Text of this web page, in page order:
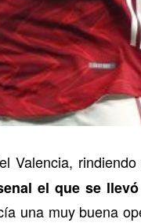
Valencia,
el que se
una muy buena